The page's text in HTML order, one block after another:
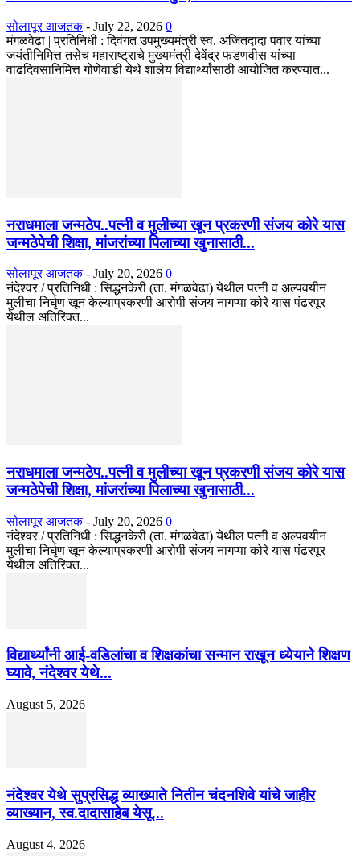
सोलापूर आजतक - July 22, 2026 0
मंगळवेढा | प्रतिनिधी : दिवंगत उपमुख्यमंत्री स्व. अजितदादा पवार यांच्या
जयंतीनिमित्त तसेच महाराष्ट्राचे मुख्यमंत्री देवेंद्र फडणवीस यांच्या
वाढदिवसानिमित्त गोणेवाडी येथे शालेय विद्यार्थ्यांसाठी आयोजित करण्यात...
नराधमाला जन्मठेप..पत्नी व मुलीच्या खून प्रकरणी संजय कोरे यास
जन्मठेपेची शिक्षा, मांजरांच्या पिलाच्या खुनासाठी...
सोलापूर आजतक - July 20, 2026 0
नंदेश्वर / प्रतिनिधी : सिद्धनकेरी (ता. मंगळवेढा) येथील पत्नी व अल्पवयीन
मुलीचा निर्घृण खून केल्याप्रकरणी आरोपी संजय नागप्पा कोरे यास पंढरपूर
येथील अतिरिक्त...
नराधमाला जन्मठेप..पत्नी व मुलीच्या खून प्रकरणी संजय कोरे यास
जन्मठेपेची शिक्षा, मांजरांच्या पिलाच्या खुनासाठी...
सोलापूर आजतक - July 20, 2026 0
नंदेश्वर / प्रतिनिधी : सिद्धनकेरी (ता. मंगळवेढा) येथील पत्नी व अल्पवयीन
मुलीचा निर्घृण खून केल्याप्रकरणी आरोपी संजय नागप्पा कोरे यास पंढरपूर
येथील अतिरिक्त...
विद्यार्थ्यांनी आई-वडिलांचा व शिक्षकांचा सन्मान राखून ध्येयाने शिक्षण
घ्यावे, नंदेश्वर येथे...
August 5, 2026
नंदेश्वर येथे सुप्रसिद्ध व्याख्याते नितीन चंदनशिवे यांचे जाहीर
व्याख्यान, स्व.दादासाहेब येसू...
August 4, 2026